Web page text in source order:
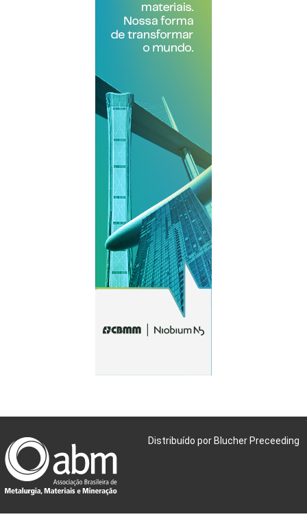
Distribuído por Blucher Preceeding